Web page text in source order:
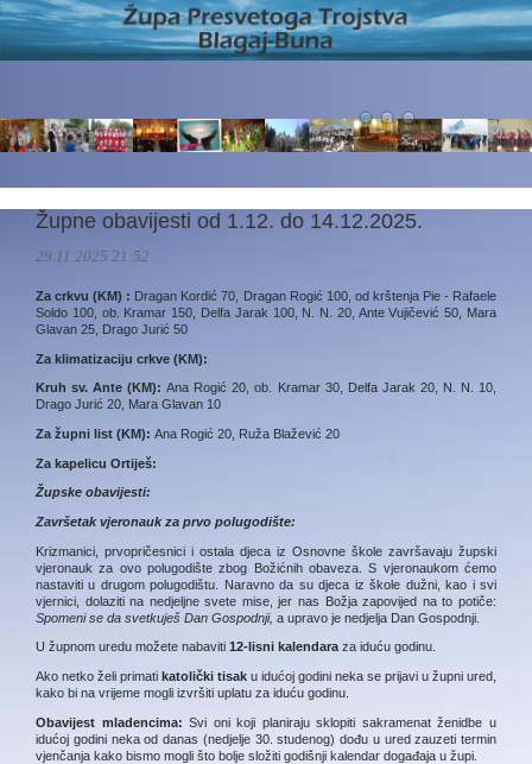
Župne obavijesti od 1.12. do 14.12.2025.
29.11.2025 21:52
Za crkvu (KM) : Dragan Kordić 70, Dragan Rogić 100, od krštenja Pie - Rafaele
Soldo 100, ob. Kramar 150, Delfa Jarak 100, N. N. 20, Ante Vujičević 50, Mara
Glavan 25, Drago Jurić 50
Za klimatizaciju crkve (KM):
Kruh sv. Ante (KM):Ana Rogić 20, ob. Kramar 30, Delfa Jarak 20, N. N. 10,
Drago Jurić 20, Mara Glavan 10
Za župni list (KM): Ana Rogić 20, Ruža Blažević 20
Za kapelicu Ortiješ:
Župske obavijesti:
Završetak vjeronauk za prvo polugodište:
Krizmanici, prvopričesnici i ostala djeca iz Osnovne škole završavaju župski
vjeronauk za ovo polugodište zbog Božićnih obaveza. S vjeronaukom ćemo
nastaviti u drugom polugodištu. Naravno da su djeca iz škole dužni, kao i svi
vjernici, dolaziti na nedjeljne svete mise, jer nas Božja zapovijed na to potiče:
Spomeni se da svetkuješ Dan Gospodnji, a upravo je nedjelja Dan Gospodnji.
U župnom uredu možete nabaviti 12-lisni kalendara za iduću godinu.
Ako netko želi primati katolički tisak u idućoj godini neka se prijavi u župni ured,
kako bi na vrijeme mogli izvršiti uplatu za iduću godinu.
Obavijest mladencima:Svi oni koji planiraju sklopiti sakramenat ženidbe u
idućoj godini neka od danas (nedjelje 30. studenog) dođu u ured zauzeti termin
vjenčanja kako bismo mogli što bolje složiti godišnji kalendar događaja u župi.